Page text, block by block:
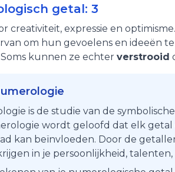
getal: 3
creativiteit, expressie en optimisme
om hun gevoelens en ideeën te
kunnen ze echter verstrooid
is de studie van de
wordt geloofd dat elk
kan beïnvloeden. Door de
in je persoonlijkheid,